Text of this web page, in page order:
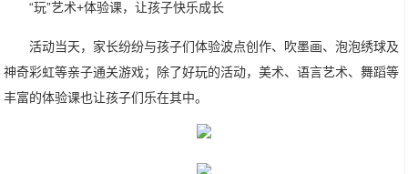
“玩”艺术+体验课，让孩子快乐成长
活动当天，家长纷纷与孩子们体验波点创作、吹墨画、泡泡绣球及
神奇彩虹等亲子通关游戏；除了好玩的活动，美术、语言艺术、舞蹈等
丰富的体验课也让孩子们乐在其中。